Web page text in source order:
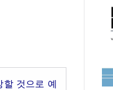
것으로 예